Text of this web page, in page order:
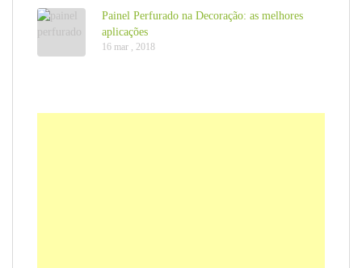
Painel Perfurado na Decoração: as melhores
aplicações
16 mar , 2018